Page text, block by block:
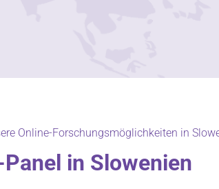
Online-Forschungsmöglichkeiten in
in Slowenien